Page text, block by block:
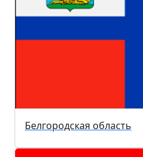
Белгородская область